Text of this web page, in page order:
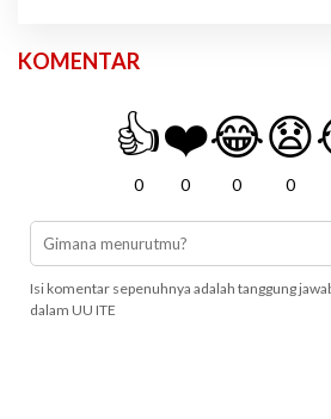
KOMENTAR
👍
0
❤️
0
😂
0
😧
0
Isi komentar sepenuhnya adalah tanggung
dalam UU ITE